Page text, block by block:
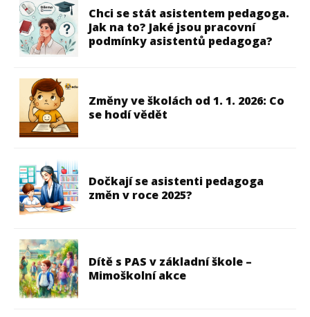
Chci se stát asistentem pedagoga.
Jak na to? Jaké jsou pracovní
podmínky asistentů pedagoga?
Změny ve školách od 1. 1. 2026: Co
se hodí vědět
Dočkají se asistenti pedagoga
změn v roce 2025?
Dítě s PAS v základní škole –
Mimoškolní akce